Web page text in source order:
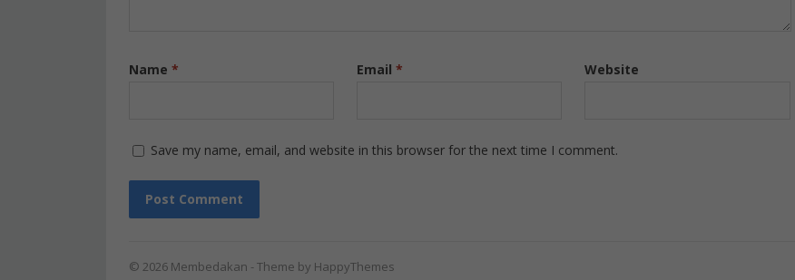
Name * Email * Website
Save my name, email, and website in this browser for the next time I comment.
© 2026 Membedakan - Theme by HappyThemes